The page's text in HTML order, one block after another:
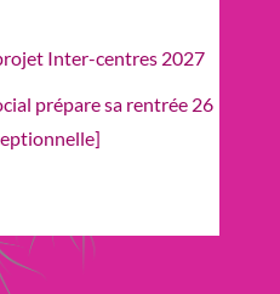
Inter-centres 2027
prépare sa rentrée 26